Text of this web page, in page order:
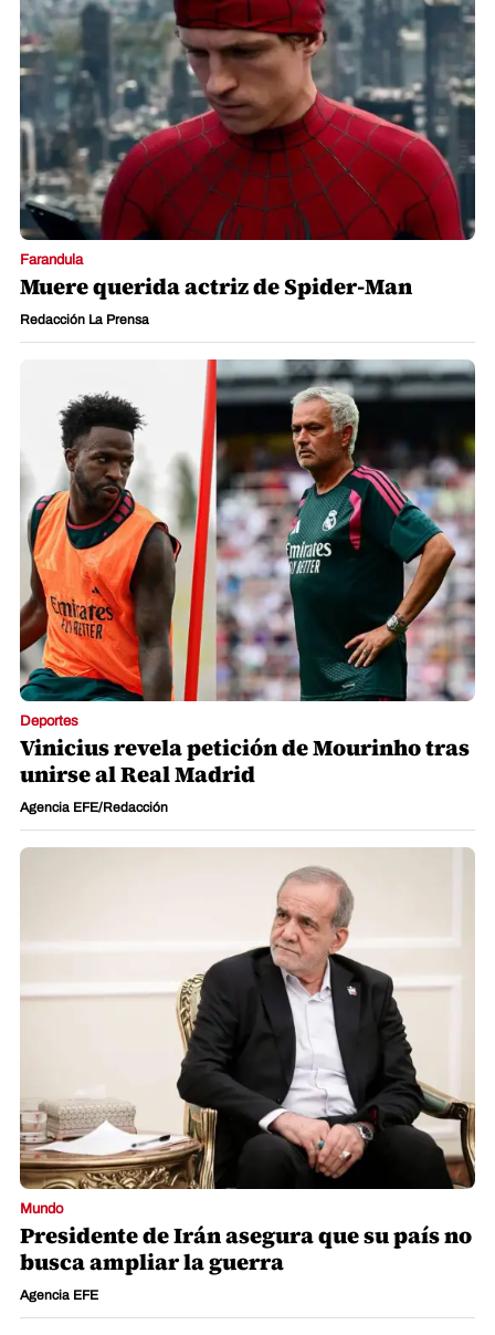
Farandula
Muere querida actriz de Spider-Man
Redacción La Prensa
Deportes
Vinicius revela petición de Mourinho tras
unirse al Real Madrid
Agencia EFE/Redacción
Mundo
Presidente de Irán asegura que su país no
busca ampliar la guerra
Agencia EFE